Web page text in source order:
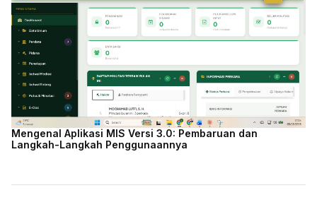
Mengenal Aplikasi MIS Versi 3.0: Pembaruan dan
Langkah-Langkah Penggunaannya